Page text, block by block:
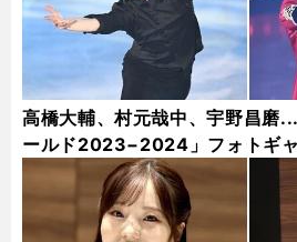
高橋大輔、村元哉中、宇野昌磨
ールド2023−2024」フォトギ